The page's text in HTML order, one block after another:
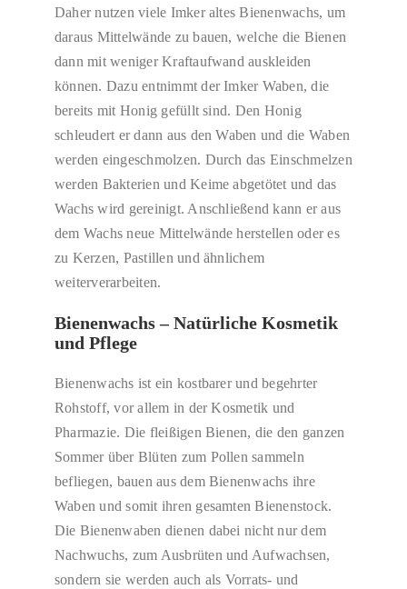
Daher nutzen viele Imker altes Bienenwachs, um
daraus Mittelwände zu bauen, welche die Bienen
dann mit weniger Kraftaufwand auskleiden
können. Dazu entnimmt der Imker Waben, die
bereits mit Honig gefüllt sind. Den Honig
schleudert er dann aus den Waben und die Waben
werden eingeschmolzen. Durch das Einschmelzen
werden Bakterien und Keime abgetötet und das
Wachs wird gereinigt. Anschließend kann er aus
dem Wachs neue Mittelwände herstellen oder es
zu Kerzen, Pastillen und ähnlichem
weiterverarbeiten.
Bienenwachs – Natürliche Kosmetik
und Pflege
Bienenwachs ist ein kostbarer und begehrter
Rohstoff, vor allem in der Kosmetik und
Pharmazie. Die fleißigen Bienen, die den ganzen
Sommer über Blüten zum Pollen sammeln
befliegen, bauen aus dem Bienenwachs ihre
Waben und somit ihren gesamten Bienenstock.
Die Bienenwaben dienen dabei nicht nur dem
Nachwuchs, zum Ausbrüten und Aufwachsen,
sondern sie werden auch als Vorrats- und